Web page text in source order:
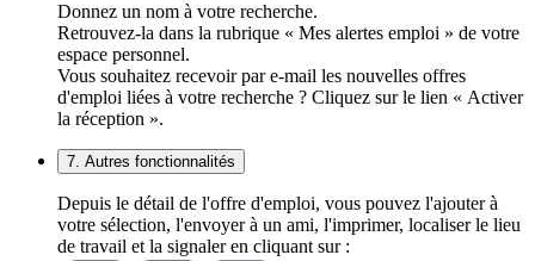
Donnez un nom à votre recherche.
Retrouvez-la dans la rubrique « Mes alertes emploi » de votre
espace personnel.
Vous souhaitez recevoir par e-mail les nouvelles offres
d'emploi liées à votre recherche ? Cliquez sur le lien « Activer
la réception ».
7. Autres fonctionnalités
Depuis le détail de l'offre d'emploi, vous pouvez l'ajouter à
votre sélection, l'envoyer à un ami, l'imprimer, localiser le lieu
de travail et la signaler en cliquant sur :